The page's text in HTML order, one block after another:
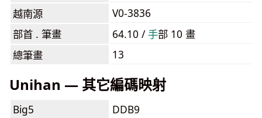
越南源
V0-3836
部首 . 筆畫
64.10 /⼿部 10 畫
總筆畫
13
Unihan — 其它編碼映射
Big5
DDB9